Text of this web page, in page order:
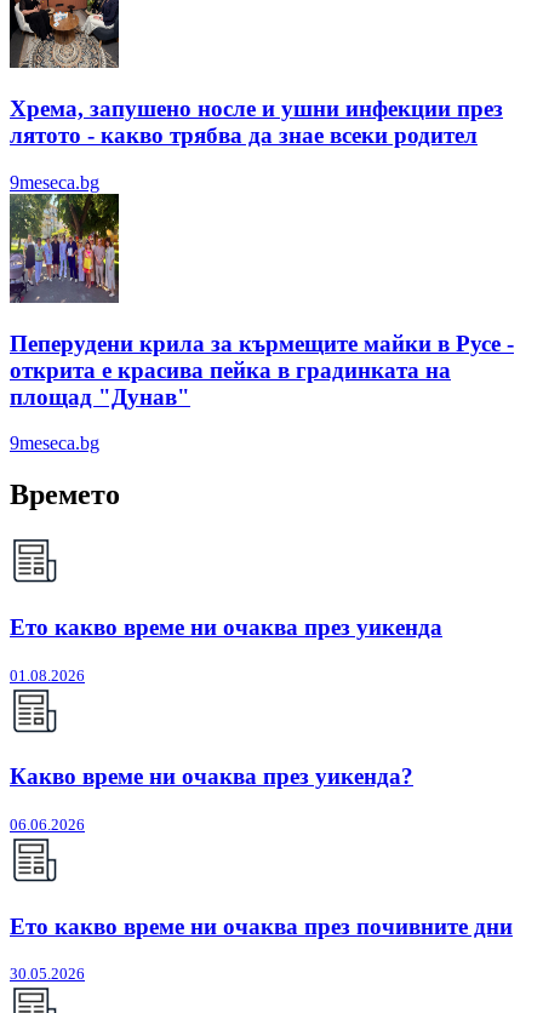
Хрема, запушено носле и ушни инфекции през
лятотo - какво трябва да знае всеки родител
9meseca.bg
Пеперудени крила за кърмещите майки в Русе -
открита е красива пейка в градинката на
площад "Дунав"
9meseca.bg
Времето
Ето какво време ни очаква през уикенда
01.08.2026
Какво време ни очаква през уикенда?
06.06.2026
Ето какво време ни очаква през почивните дни
30.05.2026